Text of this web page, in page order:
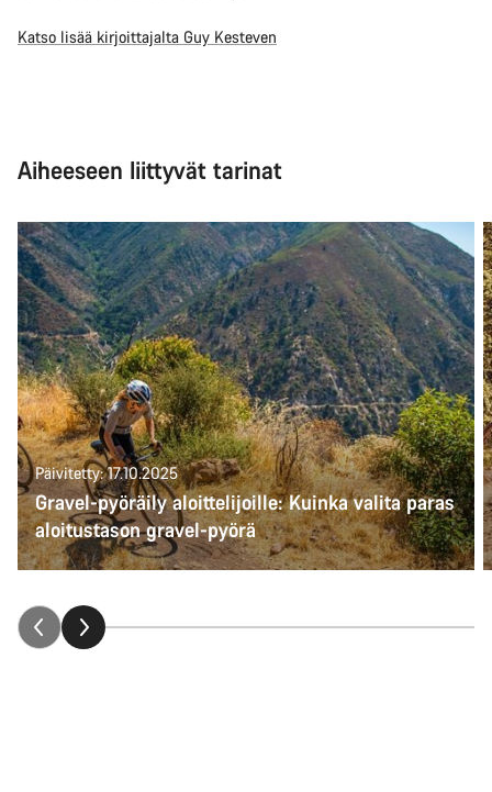
Katso lisää kirjoittajalta Guy Kesteven
Aiheeseen liittyvät tarinat
Päivitetty: 17.10.2025
Gravel-pyöräily aloittelijoille: Kuinka valita paras
aloitustason gravel-pyörä